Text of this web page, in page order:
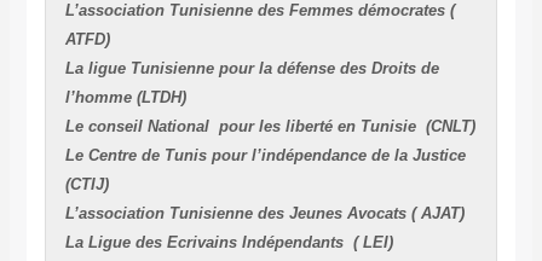
L’association Tunisienne des Femmes démocrates (
ATFD)
La ligue Tunisienne pour la défense des Droits de
l’homme (LTDH)
Le conseil National pour les liberté en Tunisie (CNLT)
Le Centre de Tunis pour l’indépendance de la Justice
(CTIJ)
L’association Tunisienne des Jeunes Avocats ( AJAT)
La Ligue des Ecrivains Indépendants ( LEI)